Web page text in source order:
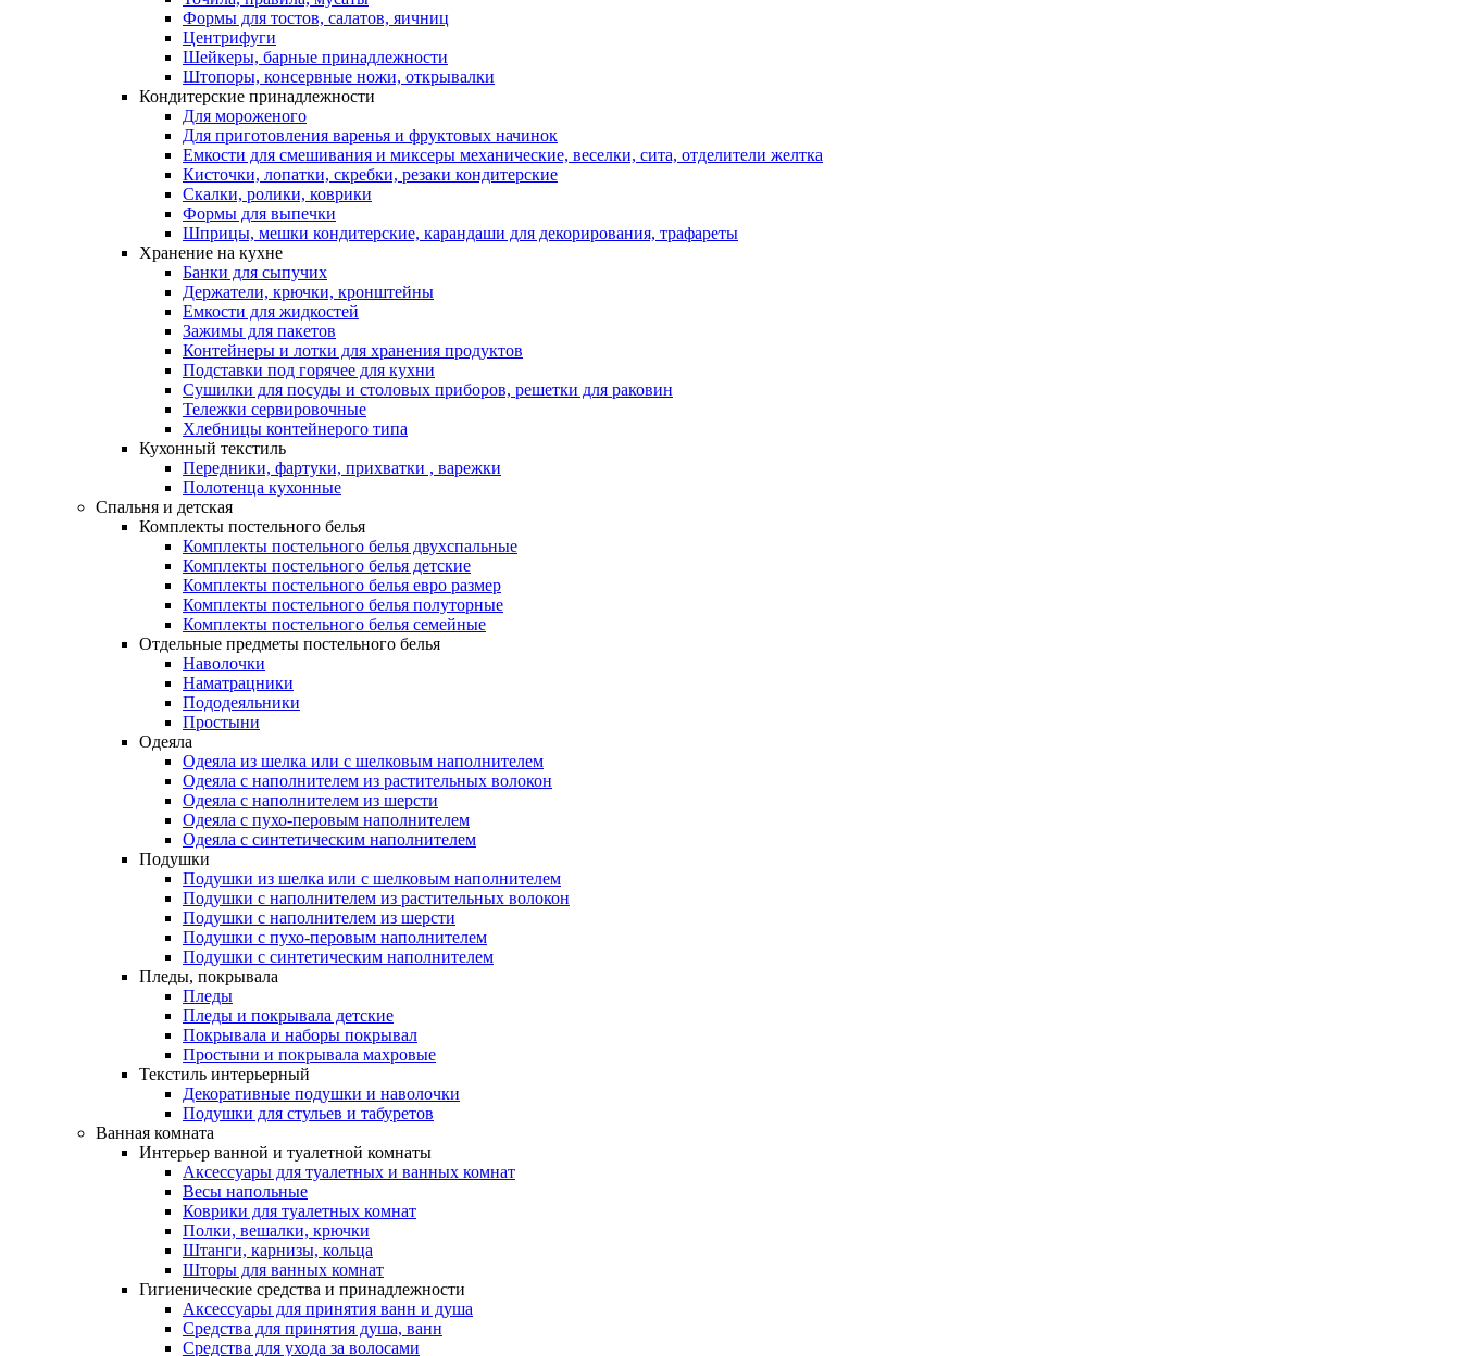
Формы для тостов, салатов, яичниц
Центрифуги
Шейкеры, барные принадлежности
Штопоры, консервные ножи, открывалки
Кондитерские принадлежности
Для мороженого
Для приготовления варенья и фруктовых начинок
Емкости для смешивания и миксеры механические, веселки, сита, отделители желтка
Кисточки, лопатки, скребки, резаки кондитерские
Скалки, ролики, коврики
Формы для выпечки
Шприцы, мешки кондитерские, карандаши для декорирования, трафареты
Хранение на кухне
Банки для сыпучих
Держатели, крючки, кронштейны
Емкости для жидкостей
Зажимы для пакетов
Контейнеры и лотки для хранения продуктов
Подставки под горячее для кухни
Сушилки для посуды и столовых приборов, решетки для раковин
Тележки сервировочные
Хлебницы контейнерого типа
Кухонный текстиль
Передники, фартуки, прихватки , варежки
Полотенца кухонные
Спальня и детская
Комплекты постельного белья
Комплекты постельного белья двухспальные
Комплекты постельного белья детские
Комплекты постельного белья евро размер
Комплекты постельного белья полуторные
Комплекты постельного белья семейные
Отдельные предметы постельного белья
Наволочки
Наматрацники
Пододеяльники
Простыни
Одеяла
Одеяла из шелка или с шелковым наполнителем
Одеяла с наполнителем из растительных волокон
Одеяла с наполнителем из шерсти
Одеяла с пухо-перовым наполнителем
Одеяла с синтетическим наполнителем
Подушки
Подушки из шелка или с шелковым наполнителем
Подушки с наполнителем из растительных волокон
Подушки с наполнителем из шерсти
Подушки с пухо-перовым наполнителем
Подушки с синтетическим наполнителем
Пледы, покрывала
Пледы
Пледы и покрывала детские
Покрывала и наборы покрывал
Простыни и покрывала махровые
Текстиль интерьерный
Декоративные подушки и наволочки
Подушки для стульев и табуретов
Ванная комната
Интерьер ванной и туалетной комнаты
Аксессуары для туалетных и ванных комнат
Весы напольные
Коврики для туалетных комнат
Полки, вешалки, крючки
Штанги, карнизы, кольца
Шторы для ванных комнат
Гигиенические средства и принадлежности
Аксессуары для принятия ванн и душа
Средства для принятия душа, ванн
Средства для ухода за волосами